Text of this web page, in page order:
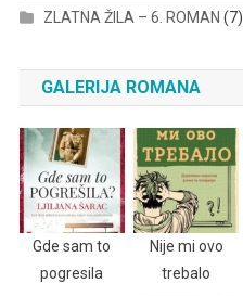
ZLATNA ŽILA – 6. ROMAN (7)
GALERIJA ROMANA
Gde sam to
pogresila
Nije mi ovo
trebalo